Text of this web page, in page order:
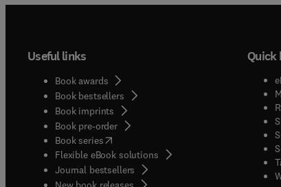
Useful links
Book awards
Book bestsellers
Book imprints
Book pre-order
Book series(opens in new tab/window
Flexible eBook solutions
Journal bestsellers
Quick